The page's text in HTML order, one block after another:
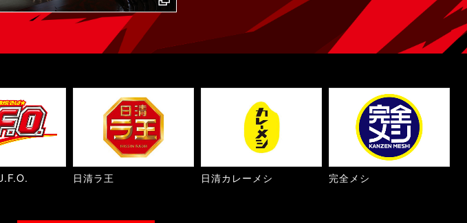
日清ラ王 日清カレーメシ 完全メシ